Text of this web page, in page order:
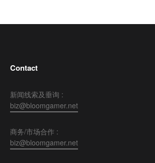
Contact
新闻线索及垂询 :
biz@bloomgamer.net
商务/市场合作 :
biz@bloomgamer.net